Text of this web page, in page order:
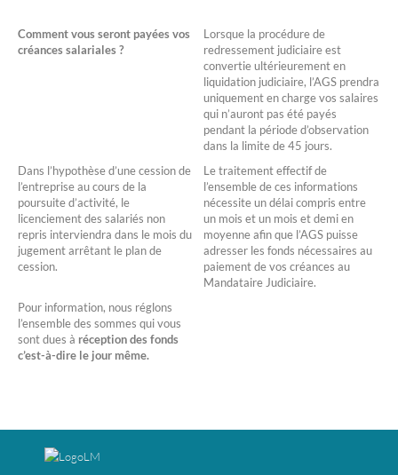
Comment vous seront payées vos
créances salariales ?
Lorsque la procédure de
redressement judiciaire est
convertie ultérieurement en
liquidation judiciaire, l’AGS prendra
uniquement en charge vos salaires
qui n’auront pas été payés
pendant la période d’observation
dans la limite de 45 jours.
Dans l’hypothèse d’une cession de
l’entreprise au cours de la
poursuite d’activité, le
licenciement des salariés non
repris interviendra dans le mois du
jugement arrêtant le plan de
cession.
Le traitement effectif de
l’ensemble de ces informations
nécessite un délai compris entre
un mois et un mois et demi en
moyenne afin que l’AGS puisse
adresser les fonds nécessaires au
paiement de vos créances au
Mandataire Judiciaire.
Pour information, nous réglons
l’ensemble des sommes qui vous
sont dues à réception des fonds
c’est-à-dire le jour même.